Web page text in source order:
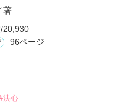
著
20,930
96ページ
決心